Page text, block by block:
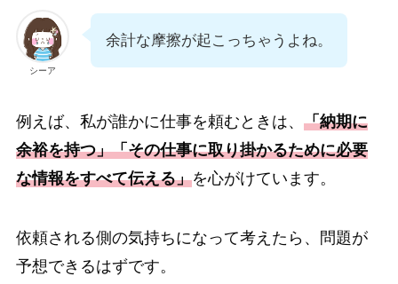
シーア
余計な摩擦が起こっちゃうよね。
例えば、私が誰かに仕事を頼むときは、 「納期に
余裕を持つ」「その仕事に取り掛かるために必要
な情報をすべて伝える」を心がけています。
依頼される側の気持ちになって考えたら、問題が
予想できるはずです。